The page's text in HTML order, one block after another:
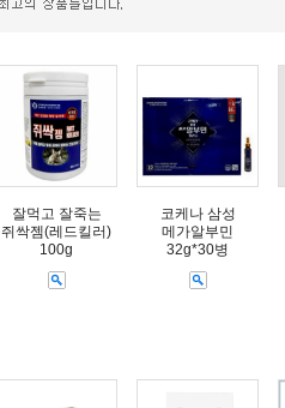
잘먹고 잘죽는
쥐싹젬(레드킬러)
100g
코케나 삼성
메가알부민
32g*30병